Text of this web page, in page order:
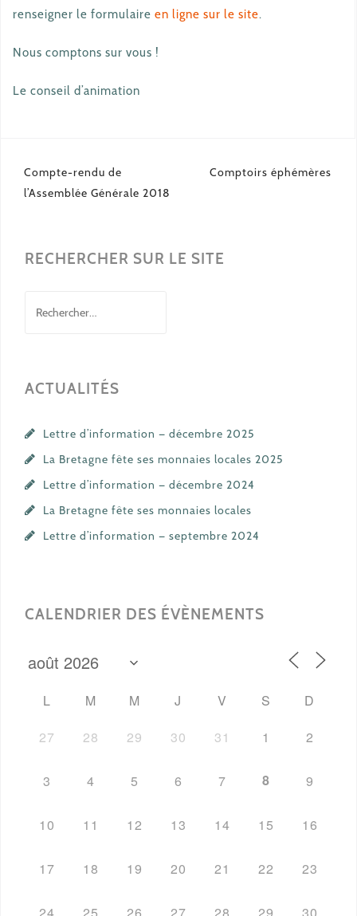
renseigner le formulaire en ligne sur le site.
Nous comptons sur vous !
Le conseil d’animation
Navigation
de
Compte-rendu de
l’Assemblée Générale 2018
Comptoirs éphémères
RECHERCHER SUR LE SITE
ACTUALITÉS
Lettre d’information — décembre 2025
La Bretagne fête ses monnaies locales 2025
Lettre d’information — décembre 2024
La Bretagne fête ses monnaies locales
Lettre d’information — septembre 2024
CALENDRIER DES ÉVÈNEMENTS
L M M J V S
D
27
28 29 30 31 1 2
3 4 5 6 7 8 9
10 11 12 13 14 15 16
17 18 19 20 21 22 23
24 25 26 27 28 29 30